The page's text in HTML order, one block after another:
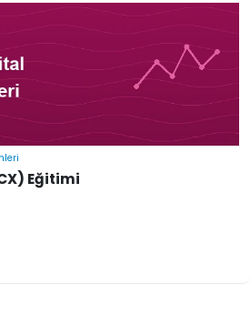
Eğitimi